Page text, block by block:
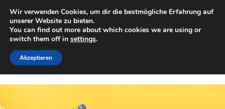
primären
Inhalt
springenAchwelle
Campus Medien der Fachhochschule Vorarlberg
Wir verwenden Cookies, um dir die bestmögliche Erfahrung auf
unserer Website zu bieten.
You can find out more about which cookies we are using or
switch them off in settings.
Akzeptieren